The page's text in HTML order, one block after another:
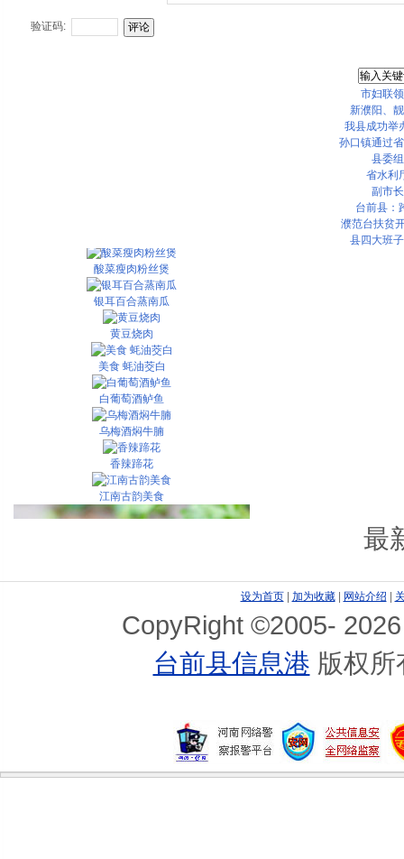
验证码:
市妇联
新濮阳、
我县成功举
孙口镇通过
县委
省水利
副市
台前县：
濮范台扶贫
县四大班
酸菜瘦肉粉丝煲
银耳百合蒸南瓜
黄豆烧肉
美食 蚝油茭白
白葡萄酒鲈鱼
乌梅酒焖牛腩
香辣蹄花
江南古韵美食
豉汁牛肉
最
设为首页| 加为收藏| 网站介绍 |
CopyRight ©2005-
台前县信息港 版权